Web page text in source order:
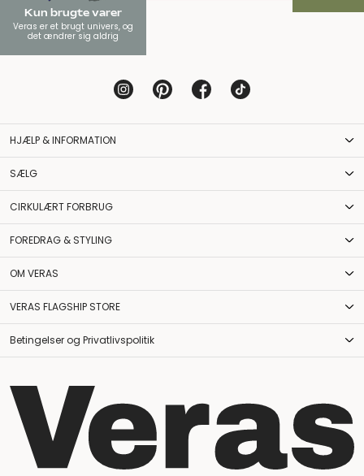
Kun brugte varer
Veras er et brugt univers, og
det ændrer sig aldrig
HJÆLP & INFORMATION
SÆLG
CIRKULÆRT FORBRUG
FOREDRAG & STYLING
OM VERAS
VERAS FLAGSHIP STORE
Betingelser og Privatlivspolitik